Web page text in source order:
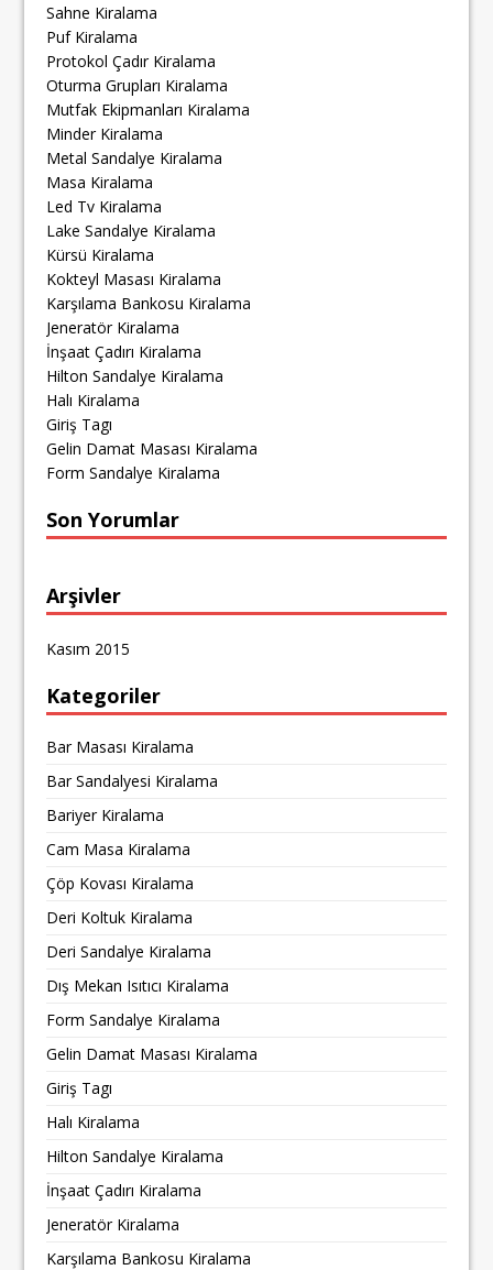
Sahne Kiralama
Puf Kiralama
Protokol Çadır Kiralama
Oturma Grupları Kiralama
Mutfak Ekipmanları Kiralama
Minder Kiralama
Metal Sandalye Kiralama
Masa Kiralama
Led Tv Kiralama
Lake Sandalye Kiralama
Kürsü Kiralama
Kokteyl Masası Kiralama
Karşılama Bankosu Kiralama
Jeneratör Kiralama
İnşaat Çadırı Kiralama
Hilton Sandalye Kiralama
Halı Kiralama
Giriş Tagı
Gelin Damat Masası Kiralama
Form Sandalye Kiralama
Son Yorumlar
Arşivler
Kasım 2015
Kategoriler
Bar Masası Kiralama
Bar Sandalyesi Kiralama
Bariyer Kiralama
Cam Masa Kiralama
Çöp Kovası Kiralama
Deri Koltuk Kiralama
Deri Sandalye Kiralama
Dış Mekan Isıtıcı Kiralama
Form Sandalye Kiralama
Gelin Damat Masası Kiralama
Giriş Tagı
Halı Kiralama
Hilton Sandalye Kiralama
İnşaat Çadırı Kiralama
Jeneratör Kiralama
Karşılama Bankosu Kiralama